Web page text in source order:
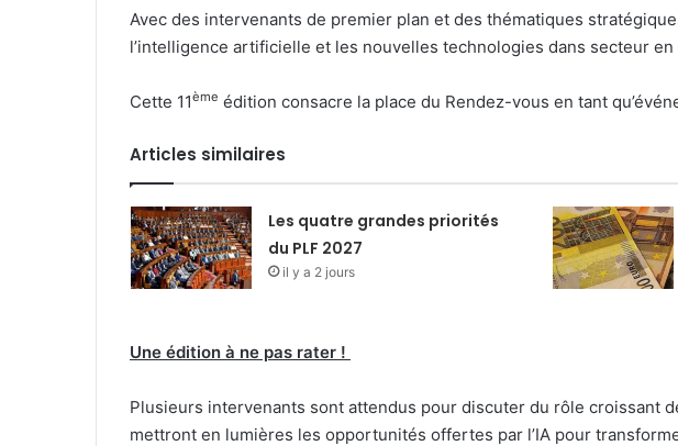
Avec des intervenants de premier plan et des thématiques
l’intelligence artificielle et les nouvelles technologies dans secteur
Cette 11ème édition consacre la place du Rendez-vous en tant
Articles similaires
Les quatre grandes priorités
du PLF 2027
il y a 2 jours
Une édition à ne pas rater !
Plusieurs intervenants sont attendus pour discuter du rôle croissant
mettront en lumières les opportunités offertes par l’IA pour